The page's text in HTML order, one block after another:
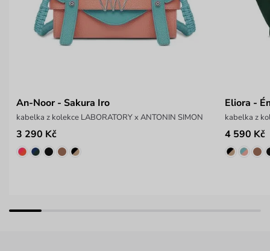
An-Noor - Sakura Iro
kabelka z kolekce LABORATORY x ANTONIN SIMON
3 290 Kč
Eliora -
kabelka z
4 590 Kč